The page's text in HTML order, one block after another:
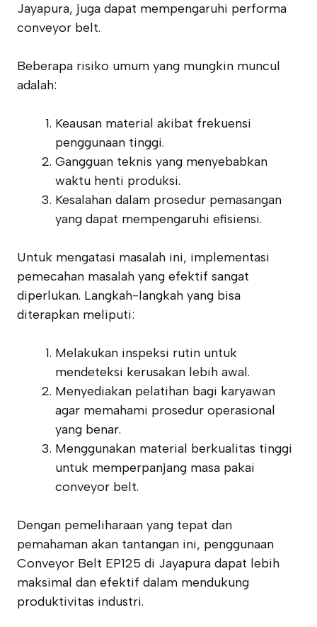
Jayapura, juga dapat mempengaruhi performa
conveyor belt.
Beberapa risiko umum yang mungkin muncul
adalah:
Keausan material akibat frekuensi
penggunaan tinggi.
Gangguan teknis yang menyebabkan
waktu henti produksi.
Kesalahan dalam prosedur pemasangan
yang dapat mempengaruhi efisiensi.
Untuk mengatasi masalah ini, implementasi
pemecahan masalah yang efektif sangat
diperlukan. Langkah-langkah yang bisa
diterapkan meliputi:
Melakukan inspeksi rutin untuk
mendeteksi kerusakan lebih awal.
Menyediakan pelatihan bagi karyawan
agar memahami prosedur operasional
yang benar.
Menggunakan material berkualitas tinggi
untuk memperpanjang masa pakai
conveyor belt.
Dengan pemeliharaan yang tepat dan
pemahaman akan tantangan ini, penggunaan
Conveyor Belt EP125 di Jayapura dapat lebih
maksimal dan efektif dalam mendukung
produktivitas industri.